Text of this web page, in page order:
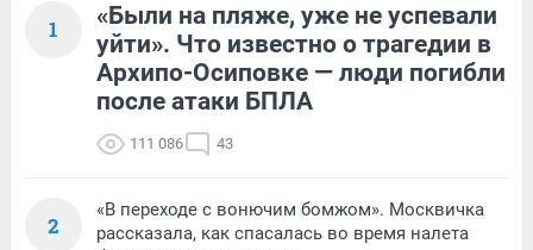
1
«Были на пляже, уже не успевали
уйти». Что известно о трагедии в
Архипо-Осиповке — люди погибли
после атаки БПЛА
111 086 43
2
«В переходе с вонючим бомжом». Москвичка
рассказала, как спасалась во время налета